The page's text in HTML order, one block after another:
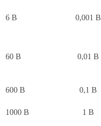
6 В 0,001 В
60 В 0,01 В
600 В
0,1 В
1000 В
1 В